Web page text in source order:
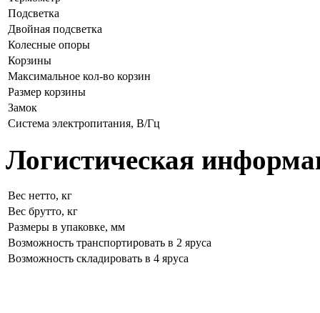
Подсветка
Двойная подсветка
Колесные опоры
Корзины
Максимальное кол-во корзин
Размер корзины
Замок
Система электропитания, В/Гц
Логистическая
Вес нетто, кг
Вес брутто, кг
Размеры в упаковке, мм
Возможность транспортировать в 2 яруса
Возможность складировать в 4 яруса